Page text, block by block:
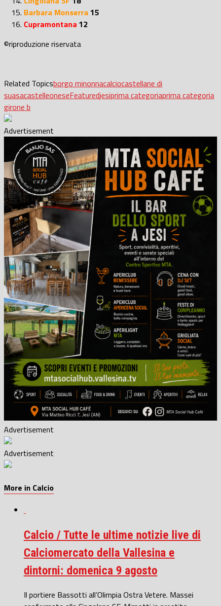
Barbara Monserra 15
Cupramontana 12
©riproduzione riservata
Related Topicsborgo minonnacalciocastellane di
suasacastelleoneseFeaturedjesiprima categoriaprima categoria
girone b
Advertisement
Advertisement
Advertisement
More in Calcio
Calcio / Tutte le ultime notizie live di
Calciomercato della Vallesina e
dintorni: domenica 9 agosto
Il portiere Bassotti all’Olimpia Ostra Vetere. Massei